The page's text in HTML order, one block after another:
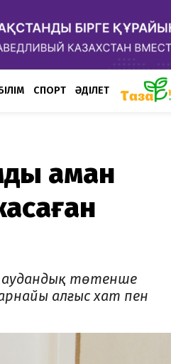
СПОРТ ӘДІЛЕТ
аман
аудандық төтенше
алғыс хат пен